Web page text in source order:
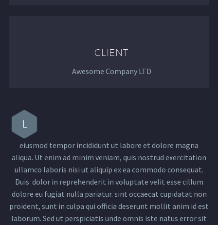
CLIENT
Awesome Company LTD
L
eiusmod tempor incididunt ut labore et dolore magna
aliqua. Ut enim ad minim veniam, quis nostrud exercitation
ullamco laboris nisi ut aliquip ex ea commodo consequat.
Duis dolor in reprehenderit in voluptate velit esse cillum
dolore eu fugiat nulla pariatur. sint occaecat cupidatat non
proident, sunt in culpa qui officia deserunt mollit anim id est
laborum. Sed ut perspiciatis unde omnis iste natus error sit